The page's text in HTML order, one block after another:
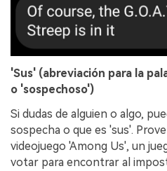
'Sus' (abreviación para la
o 'sospechoso')
Si dudas de alguien o algo,
sospecha o que es 'sus'.
videojuego 'Among Us', un
votar para encontrar al